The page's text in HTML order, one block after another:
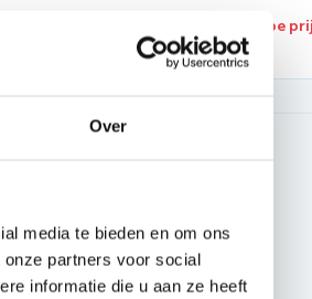
Over
media te bieden en om ons
partners voor social
informatie die u aan ze heeft
extra scherpe